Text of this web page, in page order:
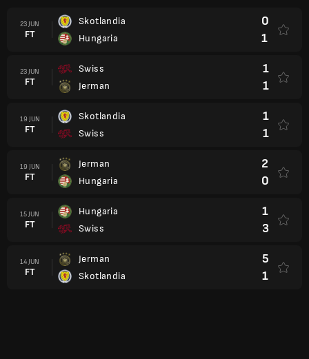
23 JUN
FT
Skotlandia
Hungaria
0
1
23 JUN
FT
Swiss
Jerman
1
1
19 JUN
FT
Skotlandia
Swiss
1
1
19 JUN
FT
Jerman
Hungaria
2
0
15 JUN
FT
Hungaria
Swiss
1
3
14 JUN
FT
Jerman
Skotlandia
5
1